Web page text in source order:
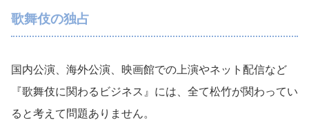
歌舞伎の独占
国内公演、海外公演、映画館での上演やネット配信など
『歌舞伎に関わるビジネス』には、全て松竹が関わってい
ると考えて問題ありません。